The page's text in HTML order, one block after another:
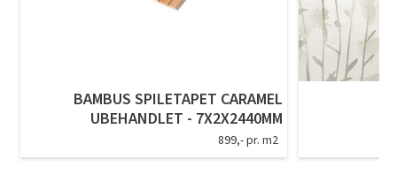
BAMBUS SPILETAPET CARAMEL
UBEHANDLET - 7X2X2440MM
899,- pr. m2